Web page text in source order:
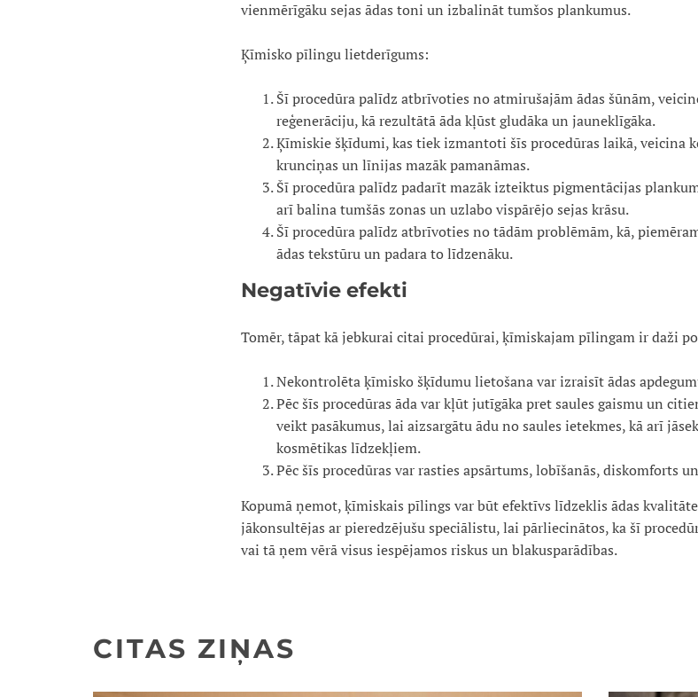
vienmērīgāku sejas ādas toni un izbalināt tumšos plankumus.
Ķīmisko pīlingu lietderīgums:
Šī procedūra palīdz atbrīvoties no atmirušajām ādas šūnām,
reģenerāciju, kā rezultātā āda kļūst gludāka un jauneklīgāka.
Ķīmiskie šķīdumi, kas tiek izmantoti šīs procedūras laikā, veicina
krunciņas un līnijas mazāk pamanāmas.
Šī procedūra palīdz padarīt mazāk izteiktus pigmentācijas
arī balina tumšās zonas un uzlabo vispārējo sejas krāsu.
Šī procedūra palīdz atbrīvoties no tādām problēmām, kā,
ādas tekstūru un padara to līdzenāku.
Negatīvie efekti
Tomēr, tāpat kā jebkurai citai procedūrai, ķīmiskajam pīlingam ir daži
Nekontrolēta ķīmisko šķīdumu lietošana var izraisīt ādas
Pēc šīs procedūras āda var kļūt jutīgāka pret saules gaismu un
veikt pasākumus, lai aizsargātu ādu no saules ietekmes, kā arī
kosmētikas līdzekļiem.
Pēc šīs procedūras var rasties apsārtums, lobīšanās, diskomforts
Kopumā ņemot, ķīmiskais pīlings var būt efektīvs līdzeklis ādas
jākonsultējas ar pieredzējušu speciālistu, lai pārliecinātos, ka šī
vai tā ņem vērā visus iespējamos riskus un blakusparādības.
CITAS ZIŅAS